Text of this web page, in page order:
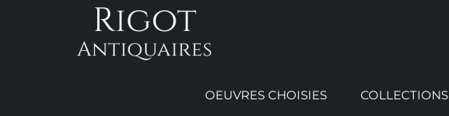
OEUVRES CHOISIES COLLECTIONS